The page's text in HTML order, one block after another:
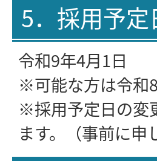
5．採用予定
令和9年4月1日
※可能な方は令和
※採用予定日の変
ます。（事前に